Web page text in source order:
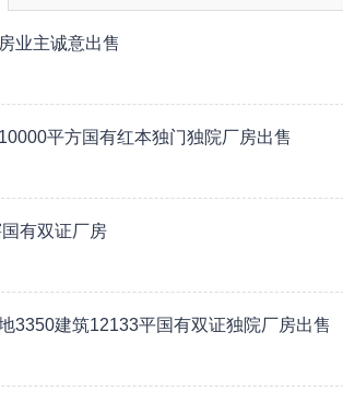
业主诚意出售
平方国有红本独门独院厂房出售
有双证厂房
3350建筑12133平国有双证独院厂房出售